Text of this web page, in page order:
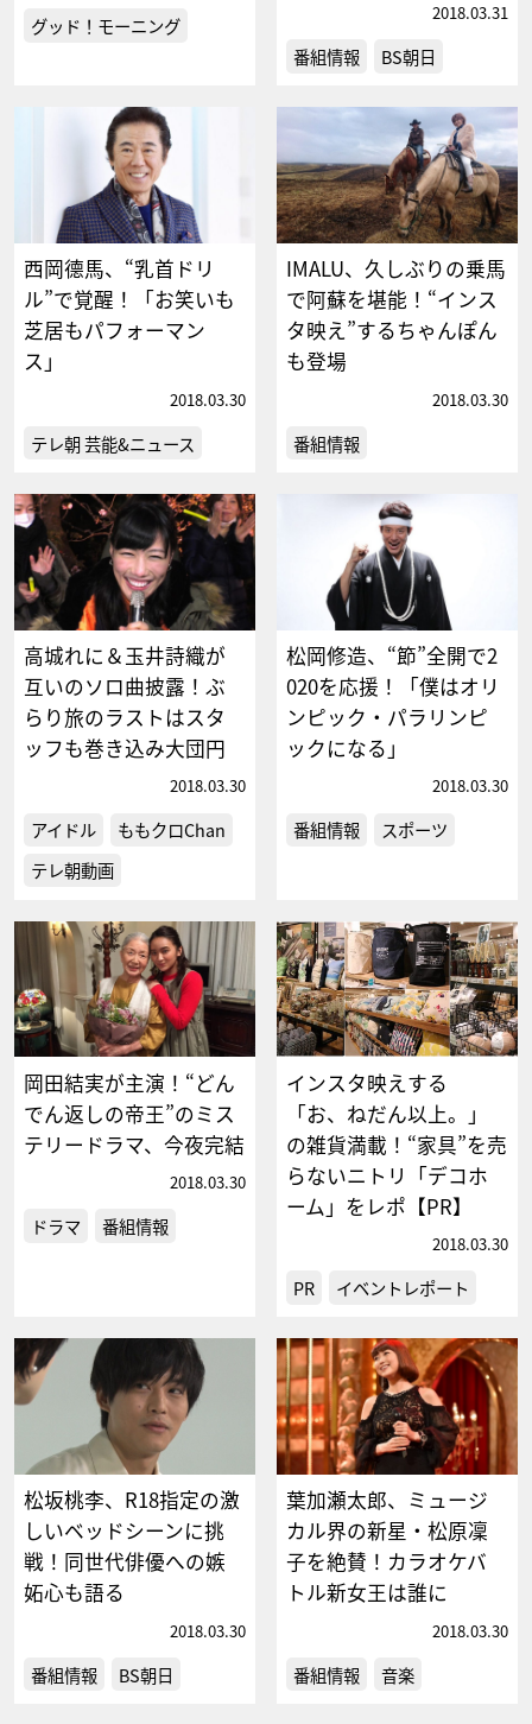
グッド！モーニング
2018.03.31
番組情報 BS朝日
西岡德馬、“乳首ドリ
ル”で覚醒！「お笑いも
芝居もパフォーマン
ス」
2018.03.30
テレ朝 芸能&ニュース
IMALU、久しぶりの乗馬
で阿蘇を堪能！“インス
タ映え”するちゃんぽん
も登場
2018.03.30
番組情報
高城れに＆玉井詩織が
互いのソロ曲披露！ぶ
らり旅のラストはスタ
ッフも巻き込み大団円
2018.03.30
アイドル
ももクロChan
テレ朝動画
松岡修造、“節”全開で2
020を応援！「僕はオリ
ンピック・パラリンピ
ックになる」
2018.03.30
番組情報 スポーツ
岡田結実が主演！“どん
でん返しの帝王”のミス
テリードラマ、今夜完結
2018.03.30
ドラマ 番組情報
インスタ映えする
「お、ねだん以上。」
の雑貨満載！“家具”を売
らないニトリ「デコホ
ーム」をレポ【PR】
2018.03.30
PR イベントレポート
松坂桃李、R18指定の激
しいベッドシーンに挑
戦！同世代俳優への嫉
妬心も語る
2018.03.30
番組情報 BS朝日
葉加瀬太郎、ミュージ
カル界の新星・松原凜
子を絶賛！カラオケバ
トル新女王は誰に
2018.03.30
番組情報 音楽